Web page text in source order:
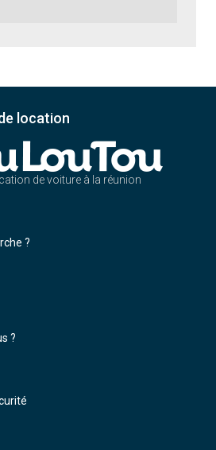
location
de voiture à la réunion
?
?